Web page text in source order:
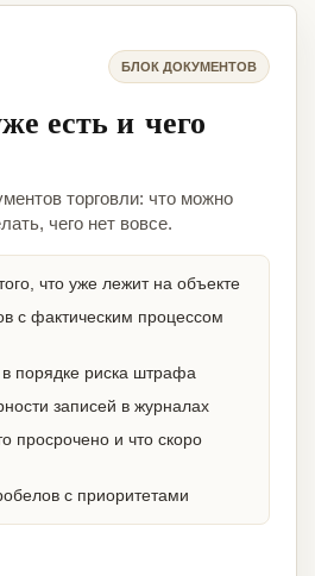
БЛОК ДОКУМЕНТОВ
есть и чего
торговли: что можно
чего нет вовсе.
что уже лежит на объекте
с фактическим процессом
порядке риска штрафа
записей в журналах
просрочено и что скоро
с приоритетами